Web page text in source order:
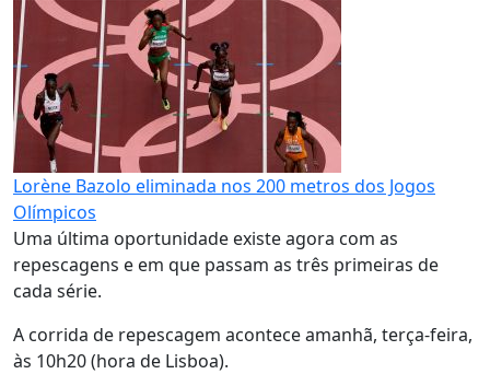
Lorène Bazolo eliminada nos 200 metros dos Jogos
Olímpicos
Uma última oportunidade existe agora com as
repescagens e em que passam as três primeiras de
cada série.
A corrida de repescagem acontece amanhã, terça-feira,
às 10h20 (hora de Lisboa).